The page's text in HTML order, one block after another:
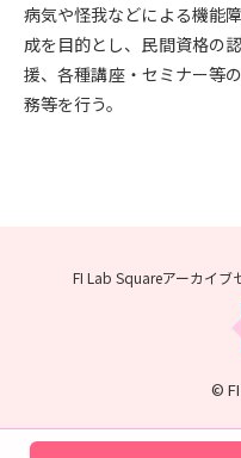
病気や怪我などによる機能
成を目的とし、民間資格の
援、各種講座・セミナー等
務等を行う。
FI Lab Squareアーカイブ
©